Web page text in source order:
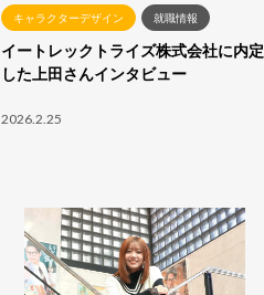
キャラクターデザイン 就職情報
イートレックトライズ株式会社に内定
した上田さんインタビュー
2026.2.25